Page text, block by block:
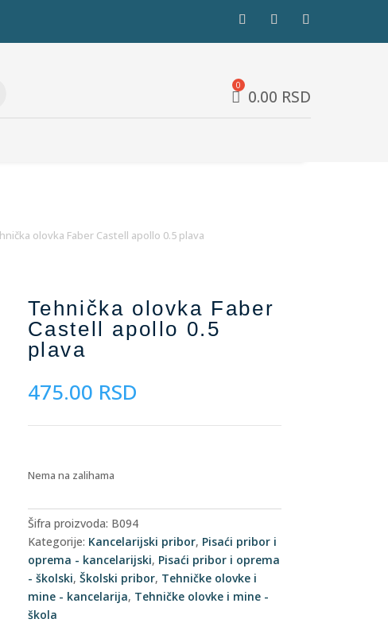
0.00 RSD
olovka Faber Castell apollo 0.5 plava
Tehnička olovka Faber
Castell apollo 0.5
plava
475.00 RSD
Nema na zalihama
Šifra proizvoda: B094
Kategorije: Kancelarijski pribor, Pisaći pribor i
oprema - kancelarijski, Pisaći pribor i oprema
- školski, Školski pribor, Tehničke olovke i
mine - kancelarija, Tehničke olovke i mine -
škola